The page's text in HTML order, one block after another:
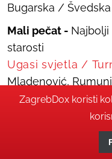
Bugarska / Švedska
Mali pečat -
starosti
Ugasi svjetla /
Mladenović,
Nagrada Movies
/
Oppenheimer,
ZagrebDox koristi